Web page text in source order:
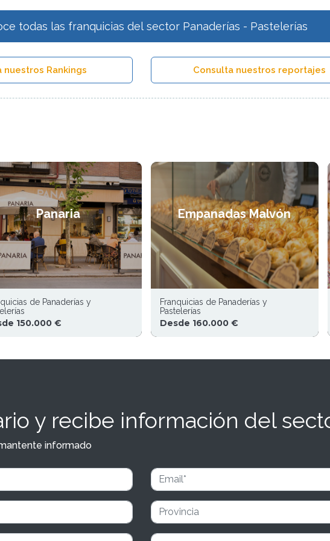
todas las franquicias del sector Panaderías - Pastelerías
nuestros Rankings Consulta nuestros reportajes
Panaria
de Panaderías y
150.000 €
Empanadas Malvón
Franquicias de Panaderías y
Pastelerías
Desde 160.000 €
y recibe información del
informado